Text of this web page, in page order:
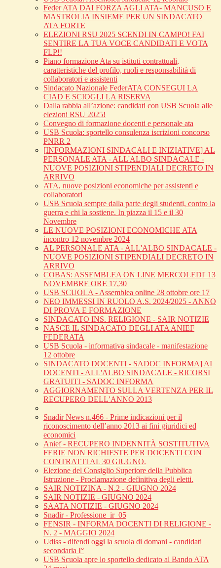
Feder ATA DAI FORZA AGLI ATA- MANCUSO E
MASTROLIA INSIEME PER UN SINDACATO
ATA FORTE
ELEZIONI RSU 2025 SCENDI IN CAMPO! FAI
SENTIRE LA TUA VOCE CANDIDATI E VOTA
FLP!!
Piano formazione Ata su istituti contrattuali,
caratteristiche del profilo, ruoli e responsabilità di
collaboratori e assistenti
Sindacato Nazionale FederATA CONSEGUI LA
CIAD E SCIOGLI LA RISERVA
Dalla rabbia all’azione: candidati con USB Scuola alle
elezioni RSU 2025!
Convegno di formazione docenti e personale ata
USB Scuola: sportello consulenza iscrizioni concorso
PNRR 2
[INFORMAZIONI SINDACALI E INIZIATIVE] AL
PERSONALE ATA - ALL'ALBO SINDACALE -
NUOVE POSIZIONI STIPENDIALI DECRETO IN
ARRIVO
ATA, nuove posizioni economiche per assistenti e
collaboratori
USB Scuola sempre dalla parte degli studenti, contro la
guerra e chi la sostiene. In piazza il 15 e il 30
Novembre
LE NUOVE POSIZIONI ECONOMICHE ATA
incontro 12 novembre 2024
AL PERSONALE ATA - ALL'ALBO SINDACALE -
NUOVE POSIZIONI STIPENDIALI DECRETO IN
ARRIVO
COBAS: ASSEMBLEA ON LINE MERCOLEDI' 13
NOVEMBRE ORE 17,30
USB SCUOLA - Assemblea online 28 ottobre ore 17
NEO IMMESSI IN RUOLO A.S. 2024/2025 - ANNO
DI PROVA E FORMAZIONE
SINDACATO INS. RELIGIONE - SAIR NOTIZIE
NASCE IL SINDACATO DEGLI ATA ANIEF
FEDERATA
USB Scuola - informativa sindacale - manifestazione
12 ottobre
SINDACATO DOCENTI - SADOC INFORMA] AI
DOCENTI - ALL'ALBO SINDACALE - RICORSI
GRATUITI - SADOC INFORMA
AGGIORNAMENTO SULLA VERTENZA PER IL
RECUPERO DELL’ANNO 2013
Snadir News n.466 - Prime indicazioni per il
riconoscimento dell’anno 2013 ai fini giuridici ed
economici
Anief - RECUPERO INDENNITÀ SOSTITUTIVA
FERIE NON RICHIESTE PER DOCENTI CON
CONTRATTI AL 30 GIUGNO.
Elezione del Consiglio Superiore della Pubblica
Istruzione - Proclamazione definitiva degli eletti.
SAIR NOTIZINA - N.2 - GIUGNO 2024
SAIR NOTIZIE - GIUGNO 2024
SAATA NOTIZIE - GIUGNO 2024
Snadir - Professione_ir_05
FENSIR - INFORMA DOCENTI DI RELIGIONE -
N. 2 - MAGGIO 2024
Udiss - difendi oggi la scuola di domani - candidati
secondaria I°
USB Scuola apre lo sportello dedicato al Bando ATA